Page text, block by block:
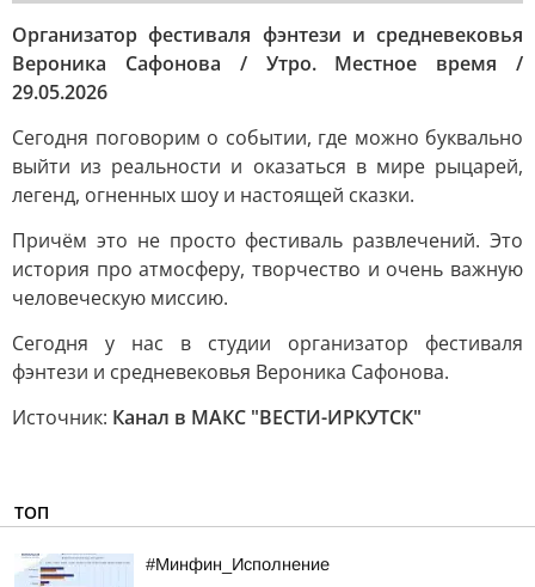
Организатор фестиваля фэнтези и средневековья
Вероника Сафонова / Утро. Местное время /
29.05.2026
Сегодня поговорим о событии, где можно буквально
выйти из реальности и оказаться в мире рыцарей,
легенд, огненных шоу и настоящей сказки.
Причём это не просто фестиваль развлечений. Это
история про атмосферу, творчество и очень важную
человеческую миссию.
Сегодня у нас в студии организатор фестиваля
фэнтези и средневековья Вероника Сафонова.
Источник: Канал в МАКС "ВЕСТИ-ИРКУТСК"
ТОП
#Минфин_Исполнение